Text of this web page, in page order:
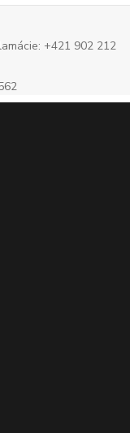
+421 902 212